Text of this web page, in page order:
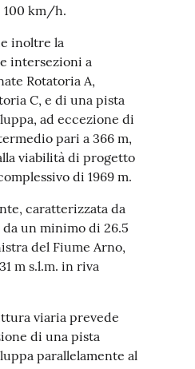
100 km/h.
inoltre la
intersezioni a
Rotatoria A,
C, e di una pista
ad eccezione di
pari a 366 m,
viabilità di progetto
di 1969 m.
caratterizzata da
un minimo di 26.5
del Fiume Arno,
m s.l.m. in riva
viaria prevede
di una pista
parallelamente al